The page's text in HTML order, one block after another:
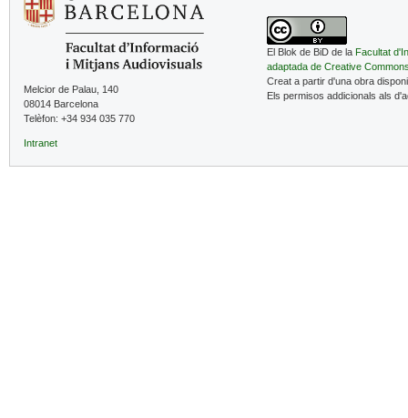
Melcior de Palau, 140
08014 Barcelona
Telèfon: +34 934 035 770
Intranet
El Blok de BiD de la Facultat
adaptada de Creative
Creat a partir d'una obra
Els permisos addicionals als